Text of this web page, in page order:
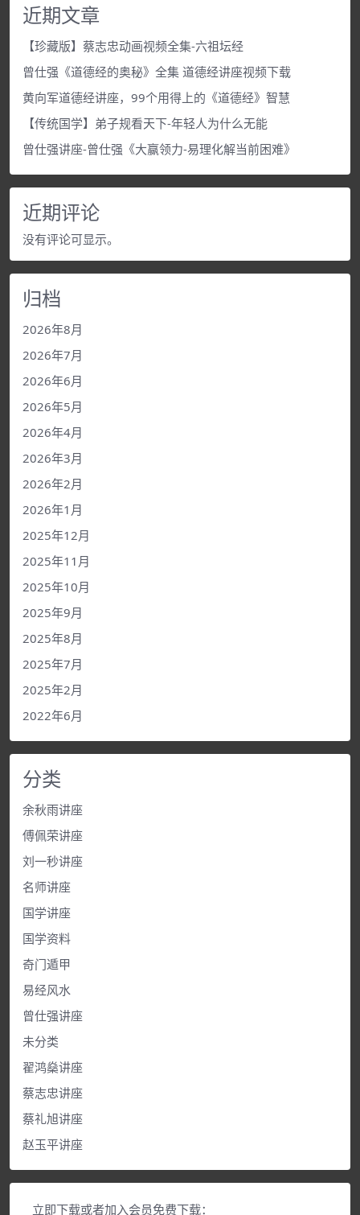
近期文章
【珍藏版】蔡志忠动画视频全集-六祖坛经
曾仕强《道德经的奥秘》全集 道德经讲座视频下载
黄向军道德经讲座，99个用得上的《道德经》智慧
【传统国学】弟子规看天下-年轻人为什么无能
曾仕强讲座-曾仕强《大赢领力-易理化解当前困难》
近期评论
没有评论可显示。
归档
2026年8月
2026年7月
2026年6月
2026年5月
2026年4月
2026年3月
2026年2月
2026年1月
2025年12月
2025年11月
2025年10月
2025年9月
2025年8月
2025年7月
2025年2月
2022年6月
分类
余秋雨讲座
傅佩荣讲座
刘一秒讲座
名师讲座
国学讲座
国学资料
奇门遁甲
易经风水
曾仕强讲座
未分类
翟鸿燊讲座
蔡志忠讲座
蔡礼旭讲座
赵玉平讲座
立即下载或者加入会员免费下载：